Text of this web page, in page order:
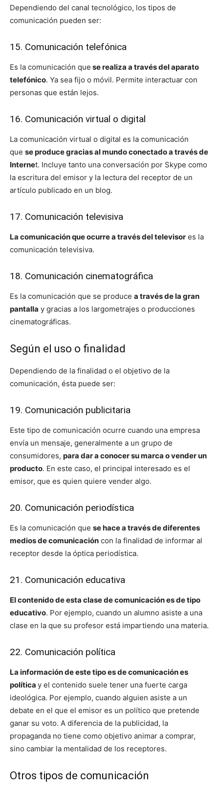
Dependiendo del canal tecnológico, los tipos de
comunicación pueden ser:
15. Comunicación telefónica
Es la comunicación que se realiza a través del aparato
telefónico. Ya sea fijo o móvil. Permite interactuar con
personas que están lejos.
16. Comunicación virtual o digital
La comunicación virtual o digital es la comunicación
que se produce gracias al mundo conectado a través de
Internet. Incluye tanto una conversación por Skype como
la escritura del emisor y la lectura del receptor de un
artículo publicado en un blog.
17. Comunicación televisiva
La comunicación que ocurre a través del televisor es la
comunicación televisiva.
18. Comunicación cinematográfica
Es la comunicación que se produce a través de la gran
pantalla y gracias a los largometrajes o producciones
cinematográficas.
Según el uso o finalidad
Dependiendo de la finalidad o el objetivo de la
comunicación, ésta puede ser:
19. Comunicación publicitaria
Este tipo de comunicación ocurre cuando una empresa
envía un mensaje, generalmente a un grupo de
consumidores, para dar a conocer su marca o vender un
producto. En este caso, el principal interesado es el
emisor, que es quien quiere vender algo.
20. Comunicación periodística
Es la comunicación que se hace a través de diferentes
medios de comunicación con la finalidad de informar al
receptor desde la óptica periodística.
21. Comunicación educativa
El contenido de esta clase de comunicación es de tipo
educativo. Por ejemplo, cuando un alumno asiste a una
clase en la que su profesor está impartiendo una materia.
22. Comunicación política
La información de este tipo es de comunicación es
política y el contenido suele tener una fuerte carga
ideológica. Por ejemplo, cuando alguien asiste a un
debate en el que el emisor es un político que pretende
ganar su voto. A diferencia de la publicidad, la
propaganda no tiene como objetivo animar a comprar,
sino cambiar la mentalidad de los receptores.
Otros tipos de comunicación